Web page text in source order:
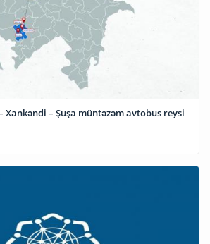
Xankəndi – Şuşa müntəzəm avtobus reysi